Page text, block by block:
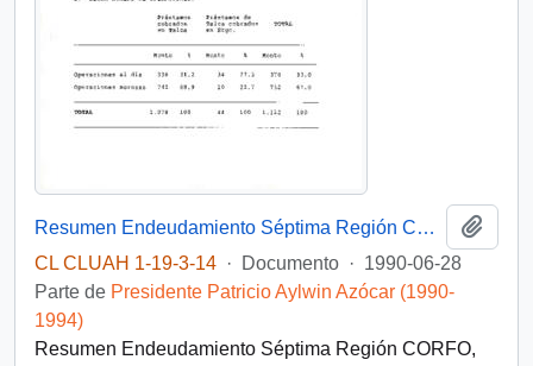
Resumen Endeudamiento Séptima Región CORFO
CL CLUAH 1-19-3-14 · Documento · 1990-06-28
Parte de Presidente Patricio Aylwin Azócar (1990-
1994)
Resumen Endeudamiento Séptima Región CORFO,